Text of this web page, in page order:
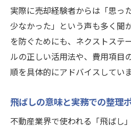
実際に売却経験者からは「思っ
少なかった」という声も多く聞
を防ぐためにも、ネクストステ
ルの正しい活用法や、費用項目
順を具体的にアドバイスしていま
飛ばしの意味と実務での整理
不動産業界で使われる「飛ばし